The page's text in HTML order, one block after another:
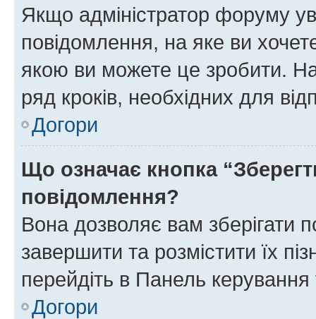
Якщо адміністратор форуму
повідомлення, на яке ви
якою ви можете це зробити.
ряд кроків, необхідних для
Догори
Що означає кнопка
повідомлення?
Вона дозволяє вам зберігати
завершити та розмістити їх
перейдіть в Панель керування
Догори